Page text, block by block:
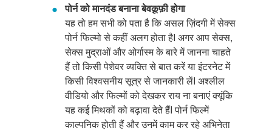
पोर्न को मानदंड बनाना बेवक़ूफ़ी होगा
यह तो हम सभी को पता है कि असल ज़िंदगी में सेक्स
पोर्न फिल्मो से कहीं अलग होता हैI अगर आप सेक्स,
सेक्स मुद्राओं और ओर्गास्म के बारे में जानना चाहते
हैं तो किसी पेशेवर व्यक्ति से बात करें या इंटरनेट में
किसी विश्वसनीय सूत्र से जानकारी लेंI अश्लील
वीडियो और फिल्मों को देखकर राय ना बनाएं क्यूंकि
यह कई मिथकों को बढ़ावा देते हैंI पोर्न फिल्में
काल्पनिक होती हैं और उनमें काम कर रहे अभिनेता